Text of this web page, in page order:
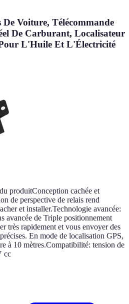
Voiture, Télécommande
De Carburant, Localisateur
L'Huile Et L'Électricité
produitConception cachée et
de perspective de relais rend
et installer.Technologie avancée:
avancée de Triple positionnement
très rapidement et vous envoyer des
En mode de localisation GPS,
à 10 mètres.Compatibilité: tension de
cc